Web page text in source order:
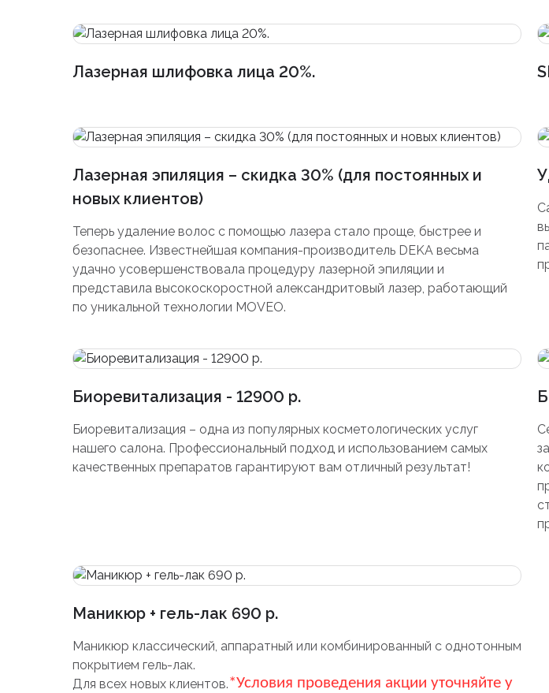
Лазерная шлифовка лица 20%.
Лазерная эпиляция – скидка 30% (для постоянных и
новых клиентов)
Теперь удаление волос с помощью лазера стало проще, быстрее и
безопаснее. Известнейшая компания-производитель DEKA весьма
удачно усовершенствовала процедуру лазерной эпиляции и
представила высокоскоростной александритовый лазер, работающий
по уникальной технологии MOVEO.
Биоревитализация - 12900 р.
Биоревитализация – одна из популярных косметологических услуг
нашего салона. Профессиональный подход и использованием самых
качественных препаратов гарантируют вам отличный результат!
Маникюр + гель-лак 690 р.
Маникюр классический, аппаратный или комбинированный с однотонным
покрытием гель-лак.
Для всех новых клиентов.*Условия проведения акции уточняйте у